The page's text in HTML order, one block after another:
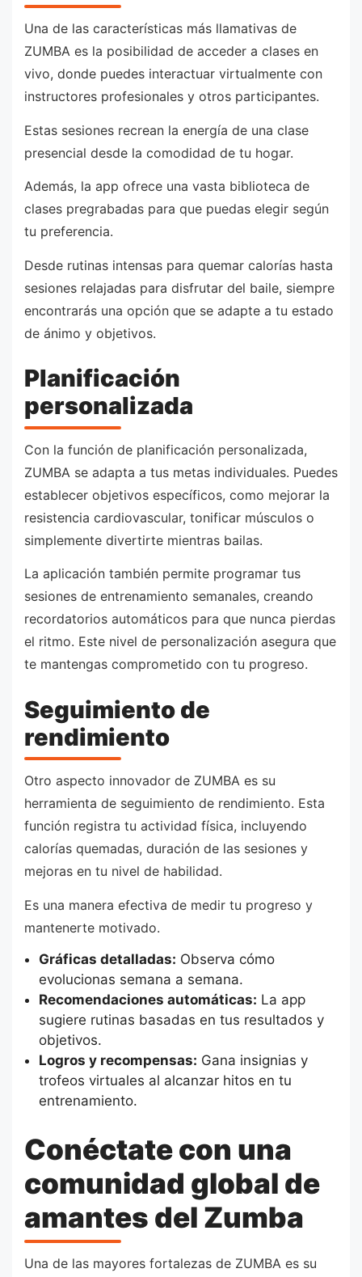
Una de las características más llamativas de
ZUMBA es la posibilidad de acceder a clases en
vivo, donde puedes interactuar virtualmente con
instructores profesionales y otros participantes.
Estas sesiones recrean la energía de una clase
presencial desde la comodidad de tu hogar.
Además, la app ofrece una vasta biblioteca de
clases pregrabadas para que puedas elegir según
tu preferencia.
Desde rutinas intensas para quemar calorías hasta
sesiones relajadas para disfrutar del baile, siempre
encontrarás una opción que se adapte a tu estado
de ánimo y objetivos.
Planificación
personalizada
Con la función de planificación personalizada,
ZUMBA se adapta a tus metas individuales. Puedes
establecer objetivos específicos, como mejorar la
resistencia cardiovascular, tonificar músculos o
simplemente divertirte mientras bailas.
La aplicación también permite programar tus
sesiones de entrenamiento semanales, creando
recordatorios automáticos para que nunca pierdas
el ritmo. Este nivel de personalización asegura que
te mantengas comprometido con tu progreso.
Seguimiento de
rendimiento
Otro aspecto innovador de ZUMBA es su
herramienta de seguimiento de rendimiento. Esta
función registra tu actividad física, incluyendo
calorías quemadas, duración de las sesiones y
mejoras en tu nivel de habilidad.
Es una manera efectiva de medir tu progreso y
mantenerte motivado.
Gráficas detalladas: Observa cómo
evolucionas semana a semana.
Recomendaciones automáticas: La app
sugiere rutinas basadas en tus resultados y
objetivos.
Logros y recompensas: Gana insignias y
trofeos virtuales al alcanzar hitos en tu
entrenamiento.
Conéctate con una
comunidad global de
amantes del Zumba
Una de las mayores fortalezas de ZUMBA es su